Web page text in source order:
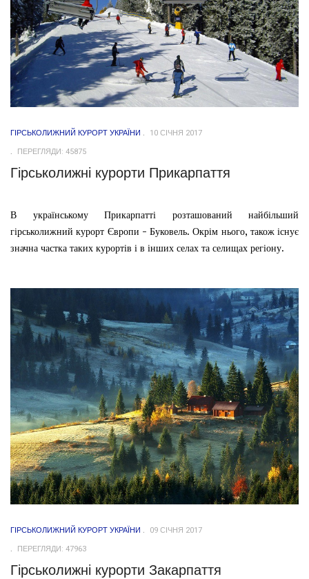
ГІРСЬКОЛИЖНИЙ КУРОРТ УКРАЇНИ
10 СІЧНЯ 2017
ПЕРЕГЛЯДИ: 45875
Гірськолижні курорти Прикарпаття
В українському Прикарпатті розташований найбільший
гірськолижний курорт Європи - Буковель. Окрім нього, також існує
значна частка таких курортів і в інших селах та селищах регіону.
ГІРСЬКОЛИЖНИЙ КУРОРТ УКРАЇНИ
09 СІЧНЯ 2017
ПЕРЕГЛЯДИ: 47963
Гірськолижні курорти Закарпаття